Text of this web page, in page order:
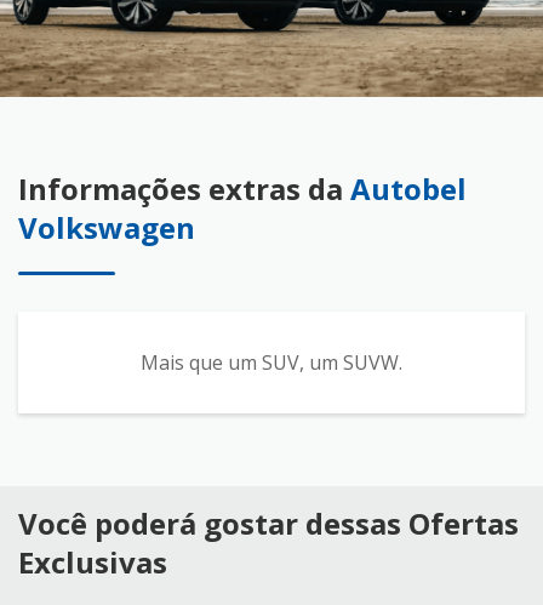
Informações extras da Autobel
Volkswagen
Mais que um SUV, um SUVW.
Você poderá gostar dessas Ofertas
Exclusivas